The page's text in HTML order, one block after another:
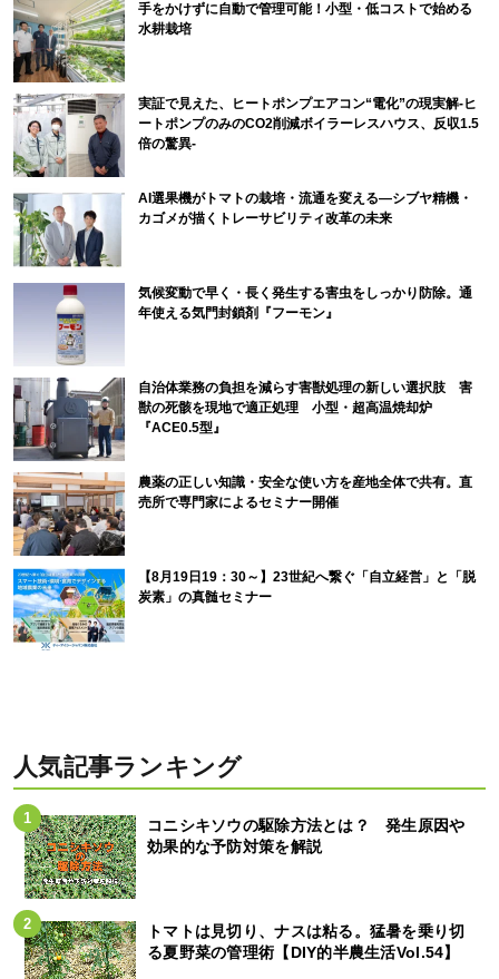
手をかけずに自動で管理可能！小型・低コストで始める
水耕栽培
実証で見えた、ヒートポンプエアコン“電化”の現実解-ヒ
ートポンプのみのCO2削減ボイラーレスハウス、反収1.5
倍の驚異-
AI選果機がトマトの栽培・流通を変える―シブヤ精機・
カゴメが描くトレーサビリティ改革の未来
気候変動で早く・長く発生する害虫をしっかり防除。通
年使える気門封鎖剤『フーモン』
自治体業務の負担を減らす害獣処理の新しい選択肢 害
獣の死骸を現地で適正処理 小型・超高温焼却炉
『ACE0.5型』
農薬の正しい知識・安全な使い方を産地全体で共有。直
売所で専門家によるセミナー開催
【8月19日19：30～】23世紀へ繋ぐ「自立経営」と「脱
炭素」の真髄セミナー
人気記事ランキング
コニシキソウの駆除方法とは？ 発生原因や
効果的な予防対策を解説
トマトは見切り、ナスは粘る。猛暑を乗り切
る夏野菜の管理術【DIY的半農生活Vol.54】